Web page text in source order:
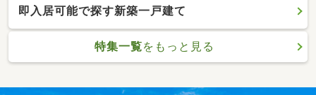
即入居可能で探す新築一戸建て
特集一覧をもっと見る